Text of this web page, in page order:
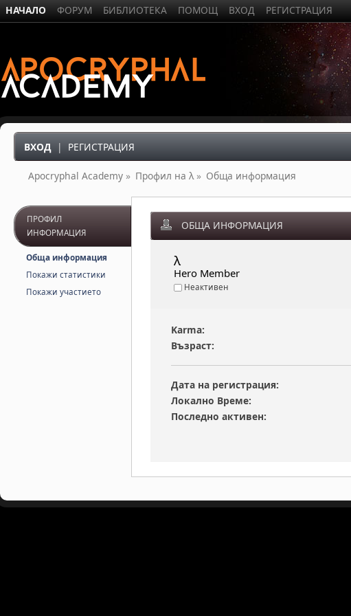
НАЧАЛО ФОРУМ БИБЛИОТЕКА ПОМОЩ ВХОД РЕГИСТРАЦИЯ
ВХОД | РЕГИСТРАЦИЯ
Apocryphal Academy » Профил на λ » Обща информация
ПРОФИЛ
ИНФОРМАЦИЯ
Обща информация
Покажи статистики
Покажи участието
ОБЩА ИНФОРМАЦИЯ
λ
Hero Member
Неактивен
Karma:
Възраст:
Дата на регистрация:
Локално Време:
Последно активен: